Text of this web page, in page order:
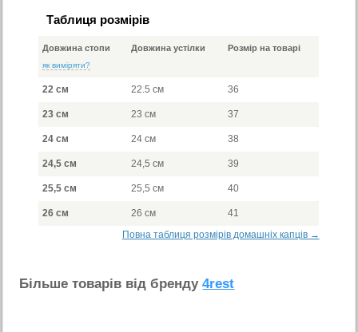
Таблиця розмірів
Довжина стопи
як виміряти?
Довжина устілки Розмір на товарі
22 см 22.5 см 36
23 см 23 см 37
24 см 24 см 38
24,5 см 24,5 см 39
25,5 см 25,5 см 40
26 см 26 см
41
Повна таблиця розмірів домашніх капців →
Бiльше товарiв вiд бренду4rest